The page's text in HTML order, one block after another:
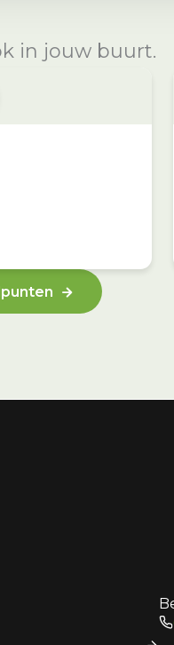
in jouw buurt.